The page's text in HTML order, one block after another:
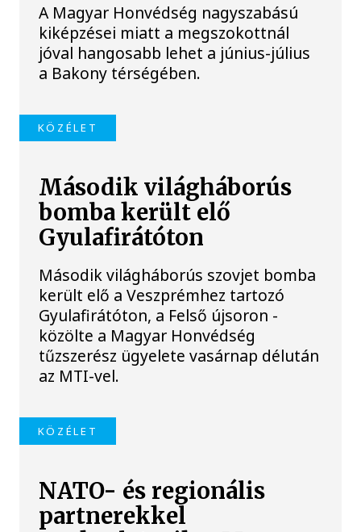
A Magyar Honvédség nagyszabású
kiképzései miatt a megszokottnál
jóval hangosabb lehet a június-július
a Bakony térségében.
KÖZÉLET
Második világháborús
bomba került elő
Gyulafirátóton
Második világháborús szovjet bomba
került elő a Veszprémhez tartozó
Gyulafirátóton, a Felső újsoron -
közölte a Magyar Honvédség
tűzszerész ügyelete vasárnap délután
az MTI-vel.
KÖZÉLET
NATO- és regionális
partnerekkel